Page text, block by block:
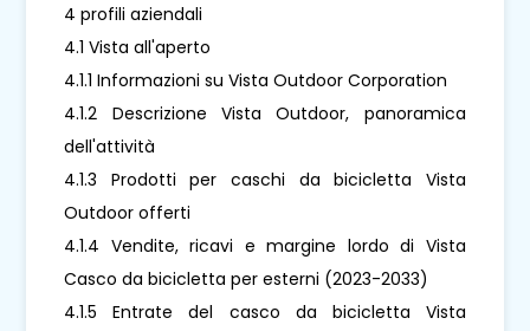
4 profili aziendali
4.1 Vista all'aperto
4.1.1 Informazioni su Vista Outdoor Corporation
4.1.2 Descrizione Vista Outdoor, panoramica
dell'attività
4.1.3 Prodotti per caschi da bicicletta Vista
Outdoor offerti
4.1.4 Vendite, ricavi e margine lordo di Vista
Casco da bicicletta per esterni (2023-2033)
4.1.5 Entrate del casco da bicicletta Vista